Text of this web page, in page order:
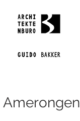
Amerongen